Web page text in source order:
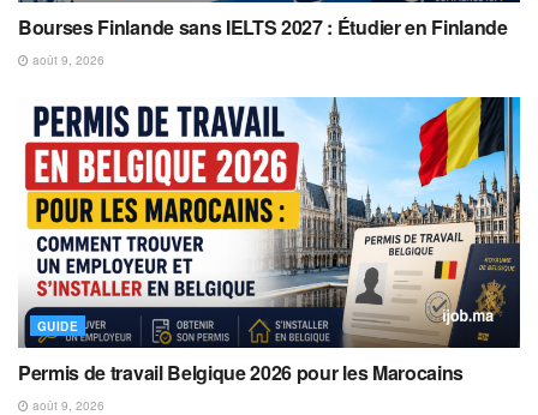
Bourses Finlande sans IELTS 2027 : Étudier en Finlande
août 9, 2026
GUIDE
Permis de travail Belgique 2026 pour les Marocains
août 9, 2026